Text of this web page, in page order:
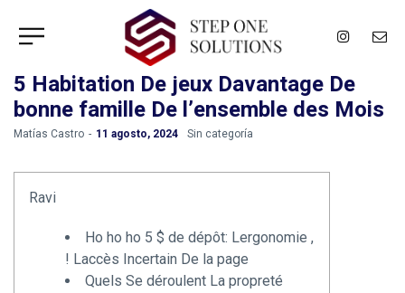
5 Habitation De jeux Davantage De
bonne famille De l’ensemble des Mois
by
Matías Castro 11 agosto, 2024 Sin categoría
Ravi
Ho ho ho 5 $ de dépôt: Lergonomie ,
! Laccès Incertain De la page
Quels Se déroulent La propreté